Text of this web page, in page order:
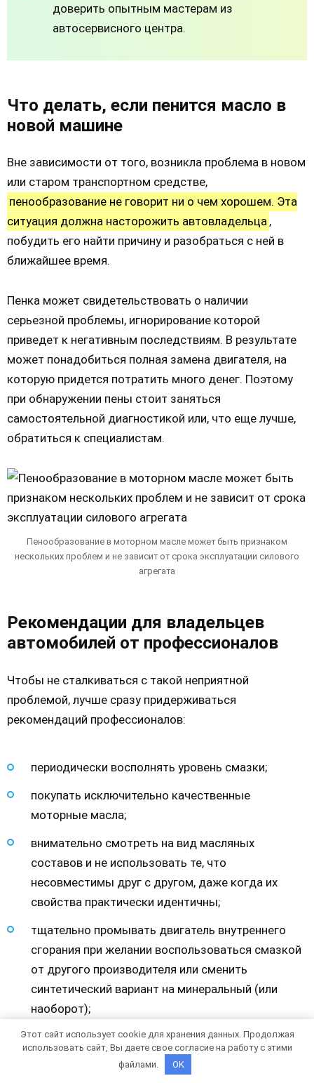
доверить опытным мастерам из
автосервисного центра.
Что делать, если пенится масло в
новой машине
Вне зависимости от того, возникла проблема в новом
или старом транспортном средстве,
пенообразование не говорит ни о чем хорошем. Эта
ситуация должна насторожить автовладельца ,
побудить его найти причину и разобраться с ней в
ближайшее время.
Пенка может свидетельствовать о наличии
серьезной проблемы, игнорирование которой
приведет к негативным последствиям. В результате
может понадобиться полная замена двигателя, на
которую придется потратить много денег. Поэтому
при обнаружении пены стоит заняться
самостоятельной диагностикой или, что еще лучше,
обратиться к специалистам.
Пенообразование в моторном масле может быть признаком
нескольких проблем и не зависит от срока эксплуатации силового
агрегата
Рекомендации для владельцев
автомобилей от профессионалов
Чтобы не сталкиваться с такой неприятной
проблемой, лучше сразу придерживаться
рекомендаций профессионалов:
периодически восполнять уровень смазки;
покупать исключительно качественные
моторные масла;
внимательно смотреть на вид масляных
составов и не использовать те, что
несовместимы друг с другом, даже когда их
свойства практически идентичны;
тщательно промывать двигатель внутреннего
сгорания при желании воспользоваться смазкой
от другого производителя или сменить
синтетический вариант на минеральный (или
наоборот);
проверять работоспособность всех связанных с
двигателем систем;
Этот сайт использует cookie для хранения данных. Продолжая
использовать сайт, Вы даете свое согласие на работу с этими
файлами.
OK